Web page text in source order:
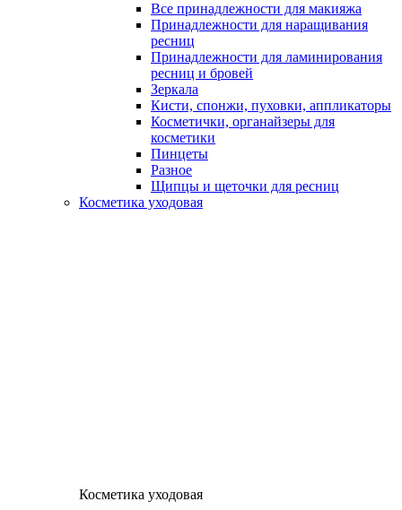
Все принадлежности для макияжа
Принадлежности для наращивания
ресниц
Принадлежности для ламинирования
ресниц и бровей
Зеркала
Кисти, спонжи, пуховки, аппликаторы
Косметички, органайзеры для
косметики
Пинцеты
Разное
Щипцы и щеточки для ресниц
Косметика уходовая
Косметика уходовая